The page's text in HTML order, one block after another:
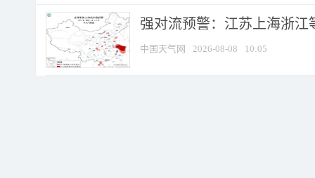
强对流预警：江苏上海浙江
中国天气网 2026-08-08 10:05